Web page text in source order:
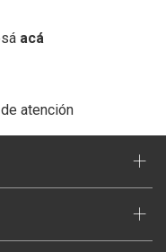
acá
atención
+
+